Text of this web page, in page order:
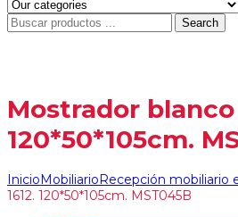
Search
Mostrador blanco
120*50*105cm.
InicioMobiliarioRecepción mobiliario
1612. 120*50*105cm. MST045B